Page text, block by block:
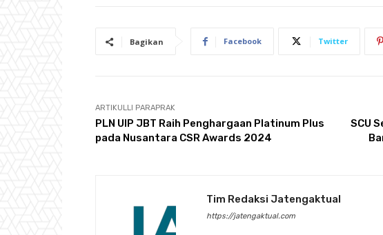
Bagikan Facebook Twitter
ARTIKULLI PARAPRAK
PLN UIP JBT Raih Penghargaan Platinum Plus
pada Nusantara CSR Awards 2024
SCU
Tim Redaksi Jatengaktual
https://jatengaktual.com